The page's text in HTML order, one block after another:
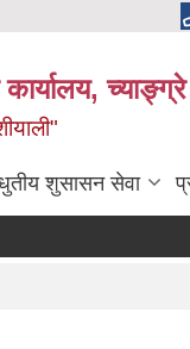
कार्यालय,
शुसासन सेवा